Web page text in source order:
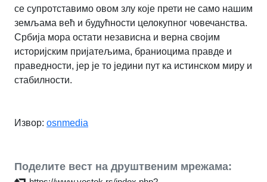
се супротставимо овом злу које прети не само нашим
земљама већ и будућности целокупног човечанства.
Србија мора остати независна и верна својим
историјским пријатељима, браниоцима правде и
праведности, јер је то једини пут ка истинском миру и
стабилности.
Извор: osnmedia
Поделите вест на друштвеним мрежама: